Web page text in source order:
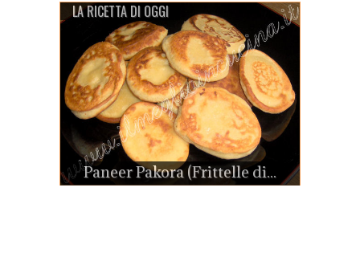
LA RICETTA DI OGGI
Paneer Pakora (Frittelle di...